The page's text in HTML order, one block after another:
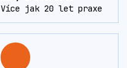
Více jak 20 let praxe